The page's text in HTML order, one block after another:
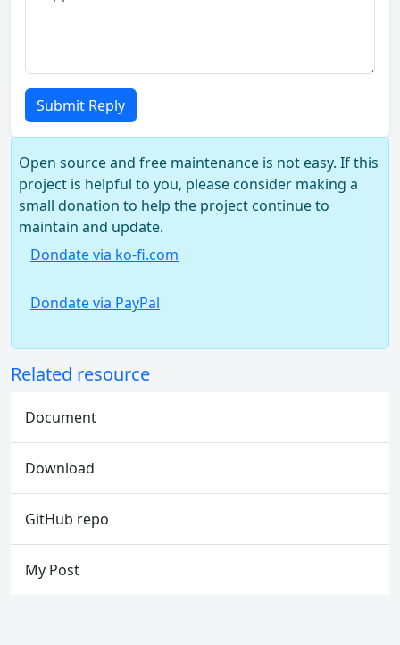
Submit Reply
Open source and free maintenance is not easy. If this
project is helpful to you, please consider making a
small donation to help the project continue to
maintain and update.
Dondate via ko-fi.com
Dondate via PayPal
Related resource
Document
Download
GitHub repo
My Post